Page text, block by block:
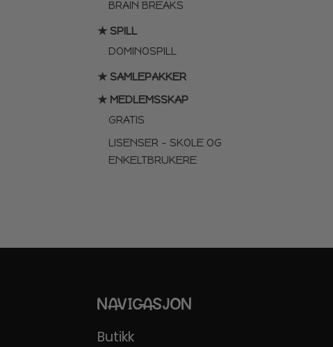
BRAIN BREAKS
★ SPILL
DOMINOSPILL
★ SAMLEPAKKER
★ MEDLEMSSKAP
GRATIS
LISENSER – SKOLE OG
ENKELTBRUKERE
NAVIGASJON
Butikk